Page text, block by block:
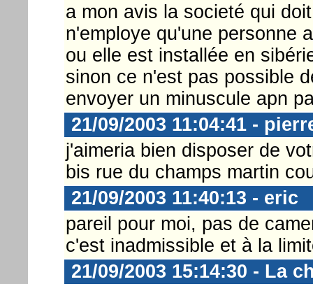
a mon avis la societé qui
n'employe qu'une personne
ou elle est installée en
sinon ce n'est pas possible
envoyer un minuscule apn
21/09/2003 11:04:41 -
j'aimeria bien disposer de
bis rue du champs martin
21/09/2003 11:40:13 - eric
pareil pour moi, pas de
c'est inadmissible et à la
21/09/2003 15:14:30 - La